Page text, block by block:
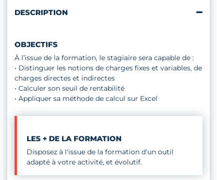
PRIX
MISE
EN
PRATIQUE
SUR
EXCEL
DESCRIPTION
OBJECTIFS
À l’issue de la formation, le stagiaire sera capable de :
• Distinguer les notions de charges fixes et variables, de
charges directes et indirectes
• Calculer son seuil de rentabilité
• Appliquer sa méthode de calcul sur Excel
LES + DE LA FORMATION
Disposez à l'issue de la formation d'un outil
adapté à votre activité, et évolutif.